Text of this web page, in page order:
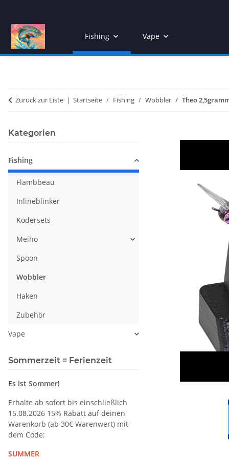
Fishing Vape
Zurück zur Liste Startseite Fishing Wobbler Theo
Kategorien
Fishing
Flambbeau
Inlineblinker
Ködersets
Meiho
Spoon
Wobbler
Haken
Zubehör
Vape
Sommerzeit = Ferienzeit
Es ist Sommer!
Erhalte ab sofort bis einschließlich
15.08.2026 15% Rabatt auf deinen
Warenkorb (ab 30€ Warenwert) mit
dem Code:
SUMMER